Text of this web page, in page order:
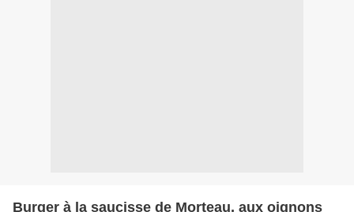
Burger à la saucisse de Morteau, aux oignons